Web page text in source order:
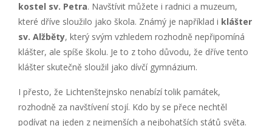
kostel sv. Petra. Navštívit můžete i radnici a muzeum,
které dříve sloužilo jako škola. Známý je například i klášter
sv. Alžběty, který svým vzhledem rozhodně nepřipomíná
klášter, ale spíše školu. Je to z toho důvodu, že dříve tento
klášter skutečně sloužil jako dívčí gymnázium.
I přesto, že Lichtenštejnsko nenabízí tolik památek,
rozhodně za navštívení stojí. Kdo by se přece nechtěl
podívat na jeden z nejmenších a nejbohatších států světa.